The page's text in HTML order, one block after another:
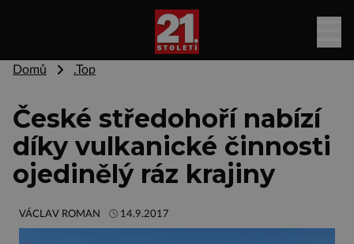
Domů .Top
České středohoří nabízí
díky vulkanické činnosti
ojedinělý ráz krajiny
VÁCLAV ROMAN 14.9.2017